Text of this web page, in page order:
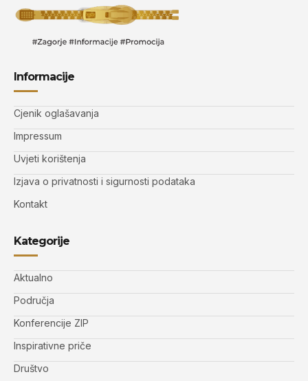
Informacije
Cjenik oglašavanja
Impressum
Uvjeti korištenja
Izjava o privatnosti i sigurnosti podataka
Kontakt
Kategorije
Aktualno
Područja
Konferencije ZIP
Inspirativne priče
Društvo